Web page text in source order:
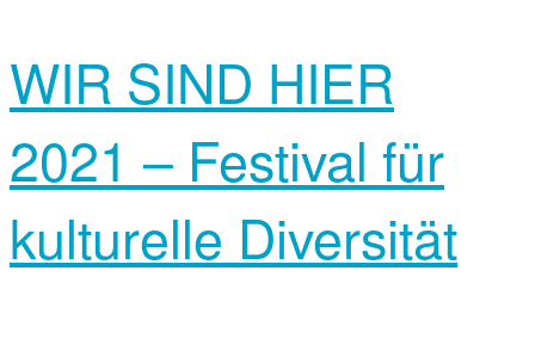
WIR SIND HIER
2021 – Festival für
kulturelle Diversität